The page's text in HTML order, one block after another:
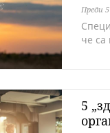
Преди
че
5